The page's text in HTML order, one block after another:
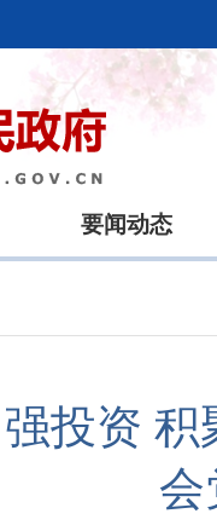
要闻动态
强投资
会